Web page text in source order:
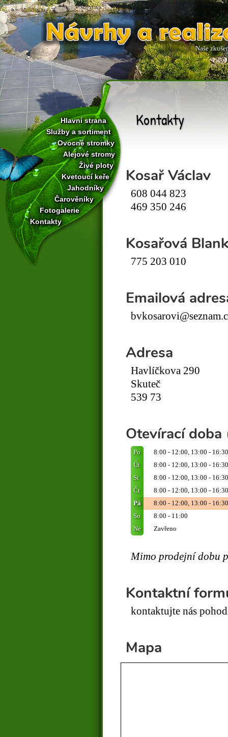
Naše
Hlavní strana
Služby a sortiment
Ovocné stromky
Alejové stromy
Živé ploty
Kvetoucí keře
Jahodníky
Čarověníky
Fotogalerie
Kontakty
Kontakty
Kosař Václav
608 044 823
469 350 246
Kosařová
775 203 010
Emailová
Adresa
Havlíčkova 290
Skuteč
539 73
Otevírací doba
Po
8:00 - 12:00, 13:00 - 16:30
Út
8:00 - 12:00, 13:00 - 16:30
St
8:00 - 12:00, 13:00 - 16:30
Čt
8:00 - 12:00, 13:00 - 16:30
Pá
8:00 - 12:00, 13:00 - 16:30
So
8:00 - 11:00
Ne
Zavřeno
Mimo prodejní dobu
Kontaktní
kontaktujte nás
Mapa